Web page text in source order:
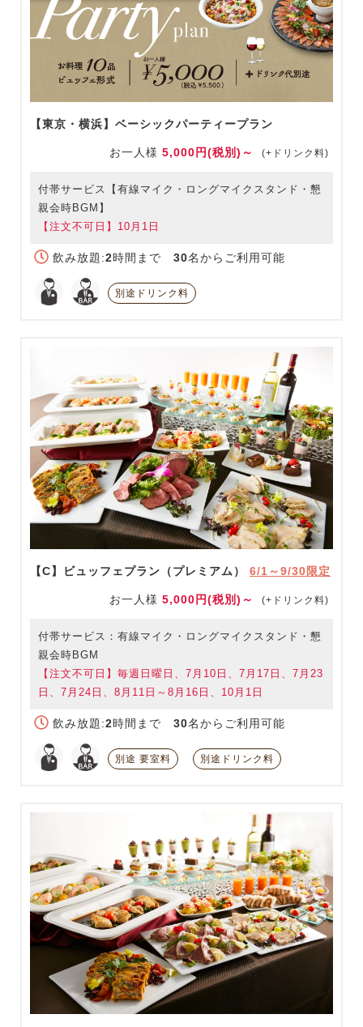
【東京・横浜】ベーシックパーティープラン
お一人様 5,000円(税別)～ (+ドリンク料)
付帯サービス【有線マイク・ロングマイクスタンド・懇
親会時BGM】
【注文不可日】10月1日
飲み放題:2時間まで 30名からご利用可能
別途ドリンク料
【C】ビュッフェプラン（プレミアム） 6/1～9/30限定
お一人様 5,000円(税別)～ (+ドリンク料)
付帯サービス：有線マイク・ロングマイクスタンド・懇
親会時BGM
【注文不可日】毎週日曜日、7月10日、7月17日、7月23
日、7月24日、8月11日～8月16日、10月1日
飲み放題:2時間まで 30名からご利用可能
別途 要室料 別途ドリンク料